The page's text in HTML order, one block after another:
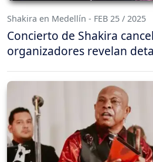
Shakira en Medellín - FEB 25 / 2025
Concierto de Shakira
organizadores revelan